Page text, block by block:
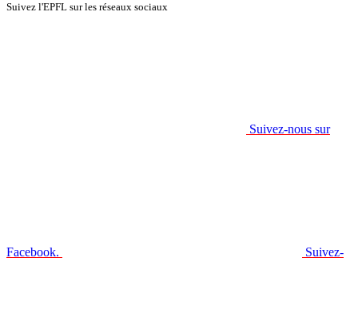
Suivez l'EPFL sur les réseaux sociaux
Suivez-nous sur
Facebook. Suivez-